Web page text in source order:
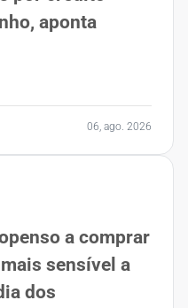
aponta
06, ago. 2026
a comprar
sensível a
dos